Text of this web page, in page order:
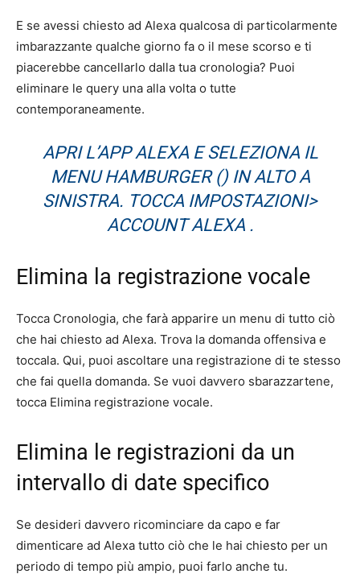
E se avessi chiesto ad Alexa qualcosa di particolarmente
imbarazzante qualche giorno fa o il mese scorso e ti
piacerebbe cancellarlo dalla tua cronologia? Puoi
eliminare le query una alla volta o tutte
contemporaneamente.
APRI L’APP ALEXA E SELEZIONA IL
MENU HAMBURGER () IN ALTO A
SINISTRA. TOCCA IMPOSTAZIONI>
ACCOUNT ALEXA .
Elimina la registrazione vocale
Tocca Cronologia, che farà apparire un menu di tutto ciò
che hai chiesto ad Alexa. Trova la domanda offensiva e
toccala. Qui, puoi ascoltare una registrazione di te stesso
che fai quella domanda. Se vuoi davvero sbarazzartene,
tocca Elimina registrazione vocale.
Elimina le registrazioni da un
intervallo di date specifico
Se desideri davvero ricominciare da capo e far
dimenticare ad Alexa tutto ciò che le hai chiesto per un
periodo di tempo più ampio, puoi farlo anche tu.